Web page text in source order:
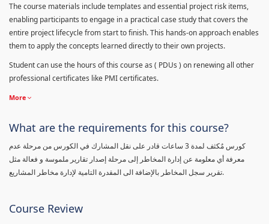
The course materials include templates and essential project risk items,
enabling participants to engage in a practical case study that covers the
entire project lifecycle from start to finish. This hands-on approach enables
them to apply the concepts learned directly to their own projects.
Student can use the hours of this course as ( PDUs ) on renewing all other
professional certificates like PMI certificates.
More
What are the requirements for this course?
كورس مٌكثف لمدة 3 ساعات قادر على نقل المشارك في الكورس من مرحلة عدم
معرفة أي معلومة عن إدارة المخاطر إلى مرحلة إصدار تقارير ملموسة و فعالة مثل
تقرير سجل المخاطر بالإضافة الى المقدرة التامية لإدارة مخاطر المشاريع.
Course Review